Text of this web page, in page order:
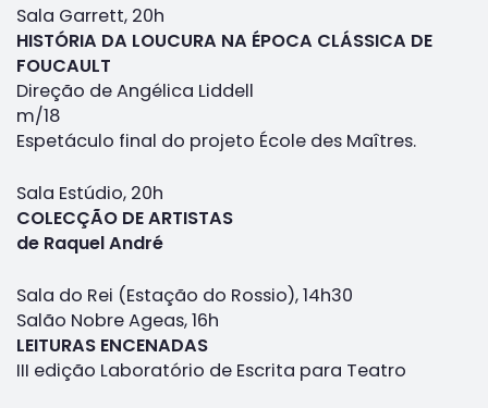
Sala Garrett, 20h
HISTÓRIA DA LOUCURA NA ÉPOCA CLÁSSICA DE
FOUCAULT
Direção de Angélica Liddell
m/18
Espetáculo final do projeto École des Maîtres.
Sala Estúdio, 20h
COLECÇÃO DE ARTISTAS
de Raquel André
Sala do Rei (Estação do Rossio), 14h30
Salão Nobre Ageas, 16h
LEITURAS ENCENADAS
III edição Laboratório de Escrita para Teatro